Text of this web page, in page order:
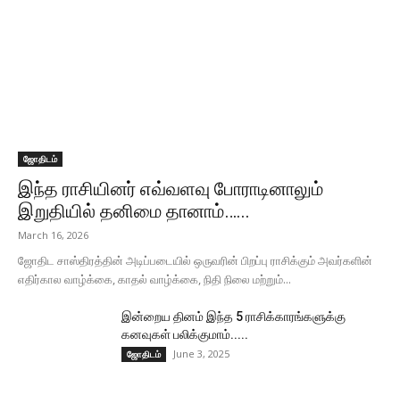
ஜோதிடம்
இந்த ராசியினர் எவ்வளவு போராடினாலும்
இறுதியில் தனிமை தானாம்…...
March 16, 2026
ஜோதிட சாஸ்திரத்தின் அடிப்படையில் ஒருவரின் பிறப்பு ராசிக்கும் அவர்களின்
எதிர்கால வாழ்க்கை, காதல் வாழ்க்கை, நிதி நிலை மற்றும்...
இன்றைய தினம் இந்த 5 ராசிக்காரங்களுக்கு
கனவுகள் பலிக்குமாம்.....
ஜோதிடம் June 3, 2025